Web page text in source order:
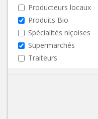
Producteurs locaux
Produits Bio
Spécialités niçoises
Supermarchés
Traiteurs